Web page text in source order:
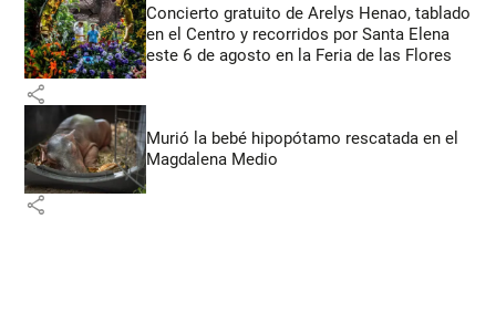
Concierto gratuito de Arelys Henao, tablado
en el Centro y recorridos por Santa Elena
este 6 de agosto en la Feria de las Flores
share
Murió la bebé hipopótamo rescatada en el
Magdalena Medio
share